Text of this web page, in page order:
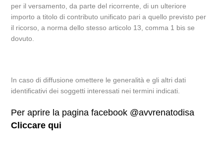
per il versamento, da parte del ricorrente, di un ulteriore
importo a titolo di contributo unificato pari a quello previsto per
il ricorso, a norma dello stesso articolo 13, comma 1 bis se
dovuto.
In caso di diffusione omettere le generalità e gli altri dati
identificativi dei soggetti interessati nei termini indicati.
Per aprire la pagina facebook @avvrenatodisa
Cliccare qui